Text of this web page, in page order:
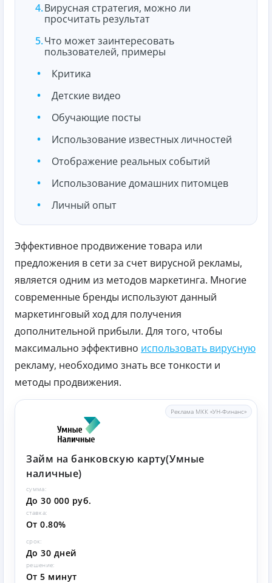
Вирусная стратегия, можно ли
просчитать результат
Что может заинтересовать
пользователей, примеры
Критика
Детские видео
Обучающие посты
Использование известных личностей
Отображение реальных событий
Использование домашних питомцев
Личный опыт
Эффективное продвижение товара или
предложения в сети за счет вирусной рекламы,
является одним из методов маркетинга. Многие
современные бренды используют данный
маркетинговый ход для получения
дополнительной прибыли. Для того, чтобы
максимально эффективно использовать вирусную
рекламу, необходимо знать все тонкости и
методы продвижения.
Реклама МКК «УН-Финанс»
Займ на банковскую карту(Умные
наличные)
сумма:
До 30 000 руб.
ставка:
От 0.80%
срок:
До 30 дней
решение:
От 5 минут